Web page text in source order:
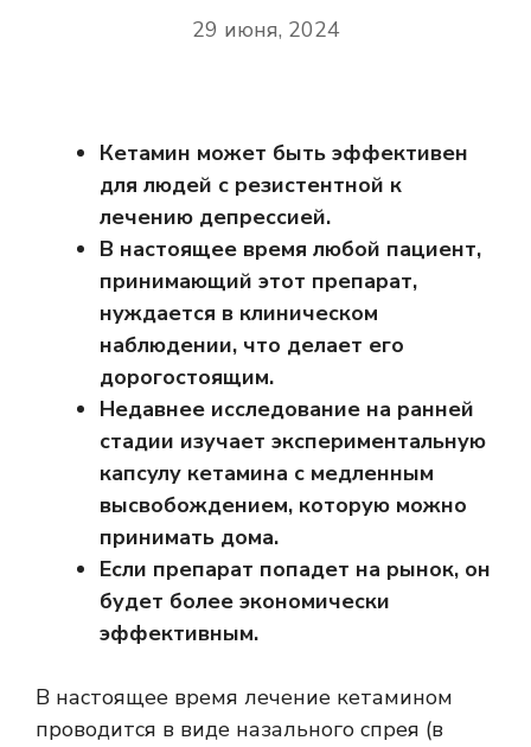
29 июня, 2024
Кетамин может быть эффективен
для людей с резистентной к
лечению депрессией.
В настоящее время любой пациент,
принимающий этот препарат,
нуждается в клиническом
наблюдении, что делает его
дорогостоящим.
Недавнее исследование на ранней
стадии изучает экспериментальную
капсулу кетамина с медленным
высвобождением, которую можно
принимать дома.
Если препарат попадет на рынок, он
будет более экономически
эффективным.
В настоящее время лечение кетамином
проводится в виде назального спрея (в